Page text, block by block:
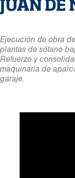
JUAN DE
Ejecución de obra
plantas de sótano
Refuerzo y
maquinaria de
garaje.